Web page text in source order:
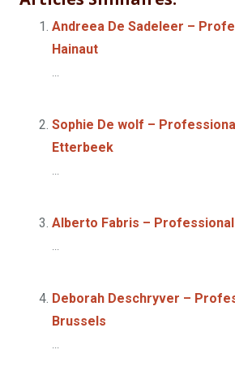
Andreea De Sadeleer –
Hainaut
...
Sophie De wolf –
Etterbeek
...
Alberto Fabris –
...
Deborah Deschryver –
Brussels
...